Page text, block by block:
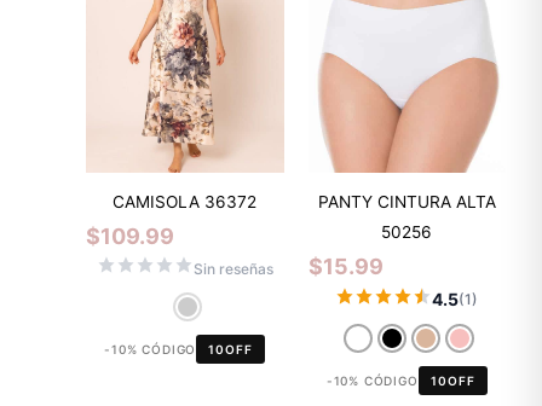
CAMISOLA 36372
$109.99
Sin reseñas
-10% CÓDIGO 10OFF
PANTY CINTURA ALTA
50256
$15.99
4.5(1)
-10% CÓDIGO 10OFF